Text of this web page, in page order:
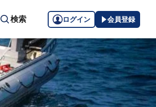
検索 ログイン 会員登録